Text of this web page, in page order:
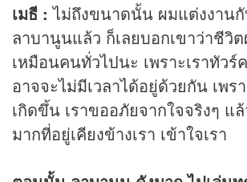
เมธี : ไม่ถึงขนาดนั้น ผมแต่งงานกั
ลาบานูนแล้ว ก็เลยบอกเขาว่าชีวิ
เหมือนคนทั่วไปนะ เพราะเราทัวร์
อาจจะไม่มีเวลาได้อยู่ด้วยกัน เพร
เกิดขึ้น เราขออภัยจากใจจริงๆ
มากที่อยู่เคียงข้างเรา เข้าใจเรา